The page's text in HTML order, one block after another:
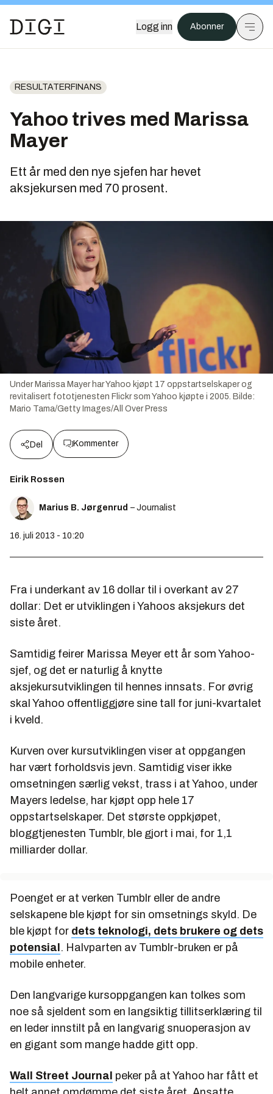
Logg inn Abonner
RESULTATERFINANS
Yahoo trives med Marissa
Mayer
Ett år med den nye sjefen har hevet
aksjekursen med 70 prosent.
Under Marissa Mayer har Yahoo kjøpt 17 oppstartselskaper og
revitalisert fototjenesten Flickr som Yahoo kjøpte i 2005. Bilde:
Mario Tama/Getty Images/All Over Press
Del Kommenter
Eirik Rossen
Marius B. Jørgenrud – Journalist
16. juli 2013 - 10:20
Fra i underkant av 16 dollar til i overkant av 27
dollar: Det er utviklingen i Yahoos aksjekurs det
siste året.
Samtidig feirer Marissa Meyer ett år som Yahoo-
sjef, og det er naturlig å knytte
aksjekursutviklingen til hennes innsats. For øvrig
skal Yahoo offentliggjøre sine tall for juni-kvartalet
i kveld.
Kurven over kursutviklingen viser at oppgangen
har vært forholdsvis jevn. Samtidig viser ikke
omsetningen særlig vekst, trass i at Yahoo, under
Mayers ledelse, har kjøpt opp hele 17
oppstartselskaper. Det største oppkjøpet,
bloggtjenesten Tumblr, ble gjort i mai, for 1,1
milliarder dollar.
Poenget er at verken Tumblr eller de andre
selskapene ble kjøpt for sin omsetnings skyld. De
ble kjøpt for dets teknologi, dets brukere og dets
potensial. Halvparten av Tumblr-bruken er på
mobile enheter.
Den langvarige kursoppgangen kan tolkes som
noe så sjeldent som en langsiktig tillitserklæring til
en leder innstilt på en langvarig snuoperasjon av
en gigant som mange hadde gitt opp.
Wall Street Journal peker på at Yahoo har fått et